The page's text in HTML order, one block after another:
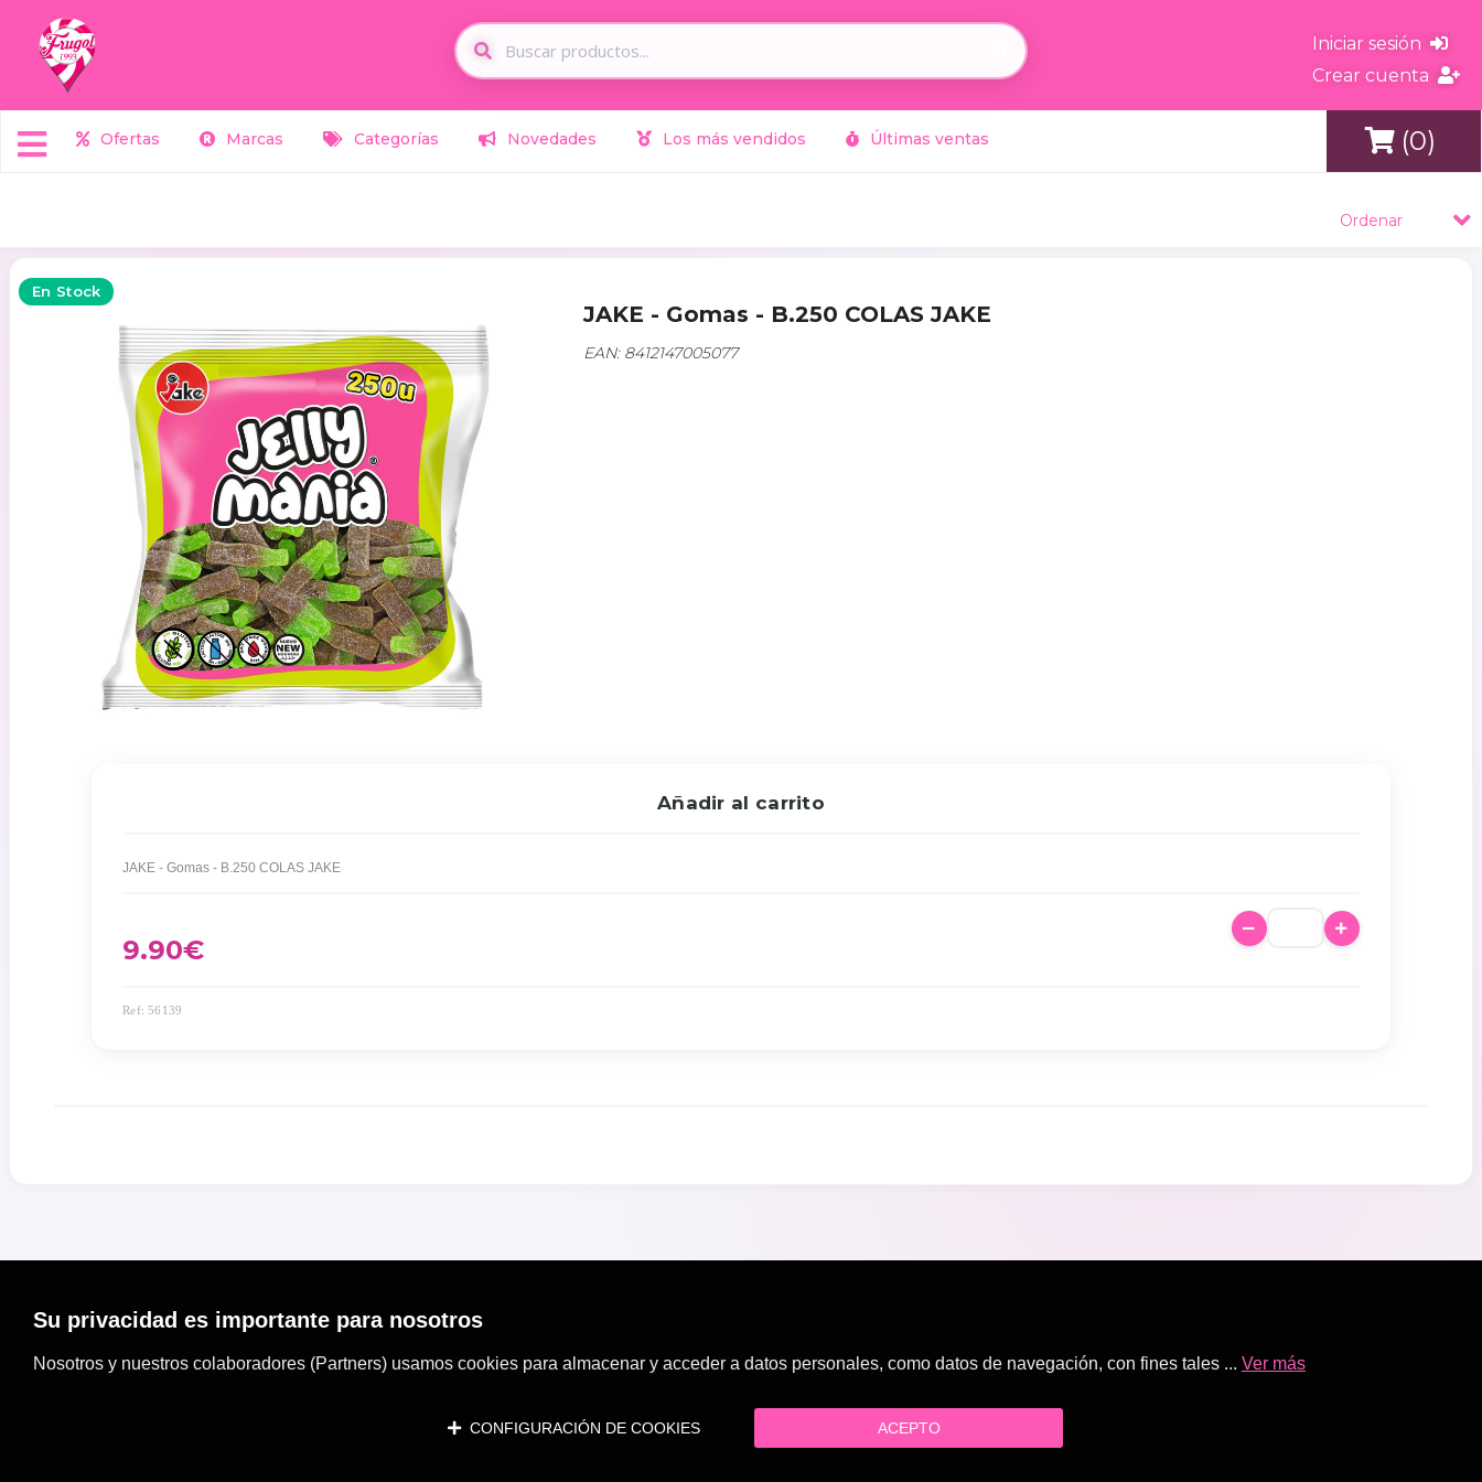
Iniciar sesión
Crear cuenta
Ofertas Marcas Categorías Novedades Los más vendidos Últimas ventas (0)
Ordenar
En Stock
JAKE - Gomas - B.250 COLAS JAKE
EAN: 8412147005077
Añadir al carrito
JAKE - Gomas - B.250 COLAS JAKE
9.90€
Ref: 56139
Su privacidad es importante para nosotros
Nosotros y nuestros colaboradores (Partners) usamos cookies para almacenar y acceder a datos personales, como datos de navegación, con fines tales ... Ver más
CONFIGURACIÓN DE COOKIES ACEPTO